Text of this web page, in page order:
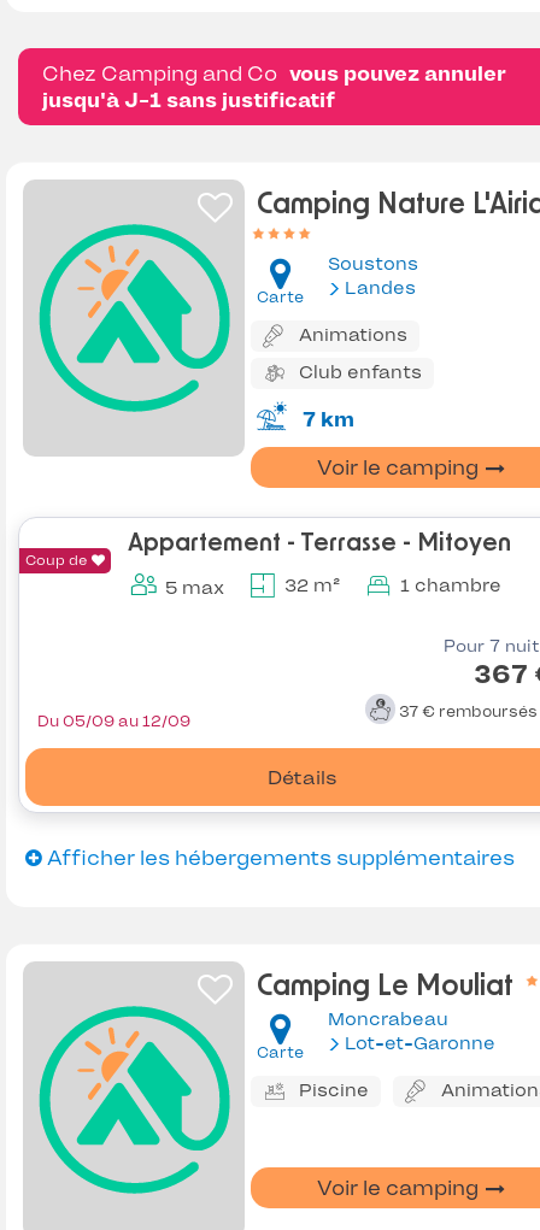
Chez Camping and Co vous pouvez annuler
jusqu'à J-1 sans justificatif
Camping Nature
Carte
Soustons
Landes
Animations
Club enfants
7 km
Voir le camping
Coup de
Appartement - Terrasse - Mitoyen
5 max 32 m² 1 chambre
Pour 7
367
37 € remboursés
Détails
Du 05/09 au 12/09
Afficher les hébergements supplémentaires
Camping Le Mouliat
Carte
Moncrabeau
Lot-et-Garonne
Piscine
Voir le camping